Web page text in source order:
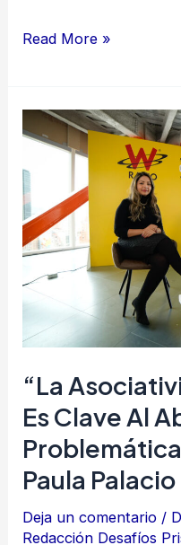
Read More »
“La
Es Clave Al
Paula Palacio
Deja un comentario /
Redacción Desafíos
“La
asociatividad
territorial
es
clave
al
abordar
problemáticas
comunes”:
Palacio